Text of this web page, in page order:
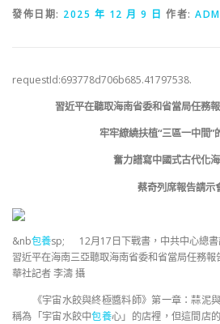
發佈日期: 2025 年 12 月 9 日 作者:
requestId:693778d706b685.41797538.
習近平在聽取海南省委和省當局任務
牢牢繚繞扶植“三區一中間”
奮力譜寫中國式古代化
蔡奇列席報告請示
&nb包養sp; 12月17日下戰書，中共中心總書
習近平在海南三亞聽取海南省委和省當局任務
華社記者 李濤 攝
《宇宙水餃與終極醬料師》第一章：蒜泥
稱為「宇宙水餃中包養心」的店裡，但這間店